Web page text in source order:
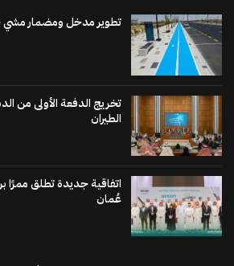
تطوير مدخل ومضمار مشي
تخريج الدفعة الأولى من
الطيران
اتفاقية جديدة تطلق ممرًا
عُمان